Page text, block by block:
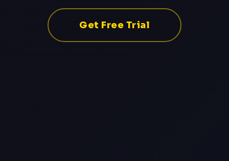
Get Free Trial